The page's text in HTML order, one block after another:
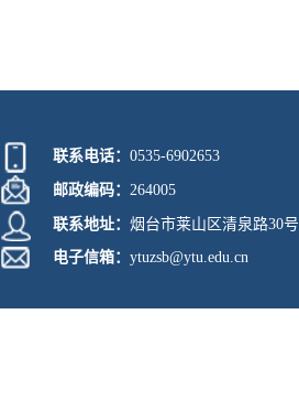
联系电话： 0535-6902653
邮政编码： 264005
联系地址： 烟台市莱山区清泉路30号
电子信箱： ytuzsb@ytu.edu.cn